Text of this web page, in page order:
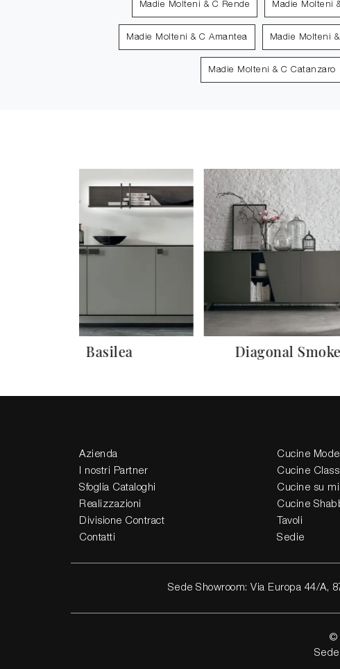
Madie Molteni & C Rende Madie Molteni
Madie Molteni & C Amantea Madie Molteni
Madie Molteni & C Catanzaro
Basilea Diagonal Smoke
Azienda
I nostri Partner
Sfoglia Cataloghi
Realizzazioni
Divisione Contract
Contatti
Cucine
Cucine
Cucine su
Cucine
Tavoli
Sedie
Sede Showroom: Via Europa 44/A,
©